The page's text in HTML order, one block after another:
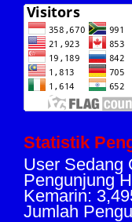
Statistik
User Sedang
Pengunjung
Kemarin:
Jumlah